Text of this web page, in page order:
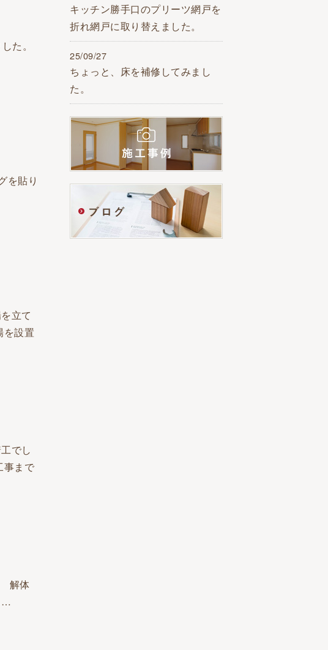
た。
を貼り
立て
設置
でし
事まで
解体
…
キッチン勝手口のプリーツ網戸を
折れ網戸に取り替えました。
25/09/27
ちょっと、床を補修してみまし
た。